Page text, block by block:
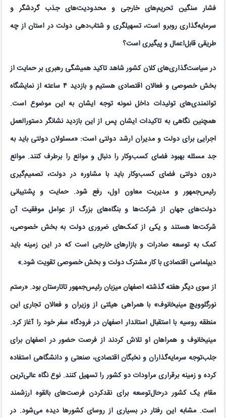
فشار سنگین تحریم‌های خارجی و محدودیت‌های جذب گردشگر و
سرمایه‌گذاری روبرو است، تسهیلگری و شتاب‌دهی دولت در استان از چه
طریقی قابل‌اعمال و پیگیری است؟
در سیاست‌گذاری‌های کلان کشور شاهد تاکید همیشگی رهبری بر حمایت از
بخش خصوصی و فعالان اقتصادی هستیم و بازدید ۴ساعته از نمایشگاه
توانمندی‌های تولیدات داخل نمونه توجه ایشان به این موضوع است.
همچنین نگاهی به تاکیدات ایشان پس از این بازدید نشانگر دستورالعمل
اجرایی برای دولت و مدیران ارشد دولتی است: «مسئولان دولتی باید به
جد مسئله بهبود فضای کسب‌وکار را دنبال و موانع را برطرف کنند. موانع
درون دولتی فضای کسب‌وکار باید با مشاوره در دولت، تصمیم‌گیری
رئیس‌جمهور و مدیریت معاون اول، رفع شود. حمایت و پشتیبانی
دولت‌های جهان از شرکت‌ها و بنگاه‌های بزرگ از عوامل موفقیت آن
شرکت‌ها هستند و یکی از کمک‌های ضروری دولت به بخش خصوصی،
کمک به توسعه صادرات و بازارهای خارجی است که در این زمینه باید
دیپلماسی اقتصادی با کار مشترک دولت و بخش خصوصی تقویت شود.
»
از سوی دیگر هفته گذشته اصفهان میزبان رئیس‌جمهور تاتارستان بود. «رستم
نورگلوویچ مینیخانوف» با همراهی هیئتی از وزیران و فعالان تجاری این
منطقه روسیه با استقبال استاندار اصفهان در فرودگاه سفر خود را آغاز کرد.
مینیخانوف و همراهان او تلاش کردند از فرصت حضور در اصفهان برای
جلب‌توجه سرمایه‌گذاران و نخبگان اقتصادی، صنعتی و دانشگاهی استفاده
کرده و زمینه برقراری مراودات دو کشور را تسهیل کنند. نوع نگاه عالی‌ترین
مقام یک کشور درحال‌توسعه برای نقدکردن فرصت‌های بالقوه ارزشمند
است. مشابه این رفتار در بسیاری از روسای کشورها دیده می‌شود. در